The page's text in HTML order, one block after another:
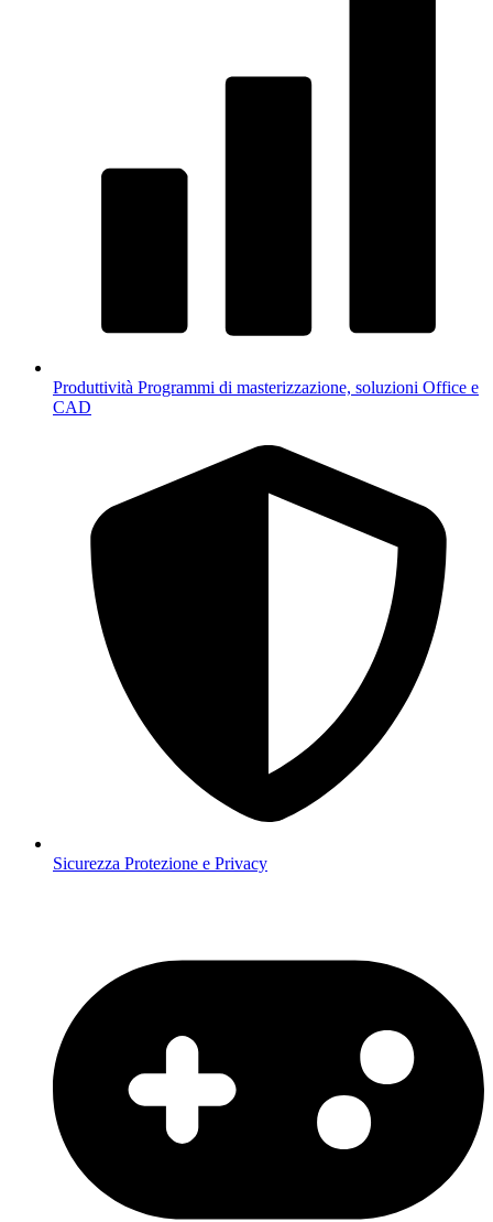
Produttività Programmi di masterizzazione, soluzioni Office e
CAD
Sicurezza Protezione e Privacy